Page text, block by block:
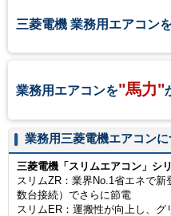
三菱電機 業務用エアコン
業務用エアコンを"馬力"
業務用三菱電機エアコンに
三菱電機「スリムエアコン」シ
スリムZR：業界No.1省エネで
数台接続）でさらに節電
スリムER：運搬性が向上し、